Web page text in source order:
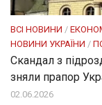
ВСІ НОВИНИ /
НОВИНИ УКРАЇНИ /
Скандал з
зняли прапор
02.06.2026